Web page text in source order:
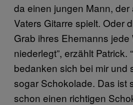
da einen jungen Mann,
Vaters Gitarre spielt. Oder
Grab ihres Ehemanns jede
niederlegt”, erzählt Patrick.
bedanken sich bei mir und
sogar Schokolade. Das ist
schon einen richtigen